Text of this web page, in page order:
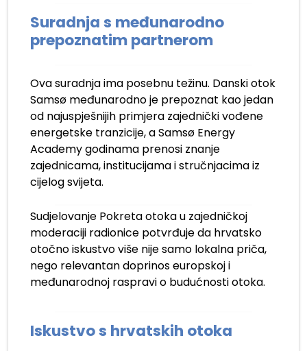
Suradnja s međunarodno
prepoznatim partnerom
Ova suradnja ima posebnu težinu. Danski otok
Samsø međunarodno je prepoznat kao jedan
od najuspješnijih primjera zajednički vođene
energetske tranzicije, a Samsø Energy
Academy godinama prenosi znanje
zajednicama, institucijama i stručnjacima iz
cijelog svijeta.
Sudjelovanje Pokreta otoka u zajedničkoj
moderaciji radionice potvrđuje da hrvatsko
otočno iskustvo više nije samo lokalna priča,
nego relevantan doprinos europskoj i
međunarodnoj raspravi o budućnosti otoka.
Iskustvo s hrvatskih otoka